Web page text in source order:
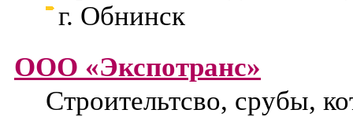
г. Обнинск
ООО «Экспотранс»
Строительтсво, срубы,